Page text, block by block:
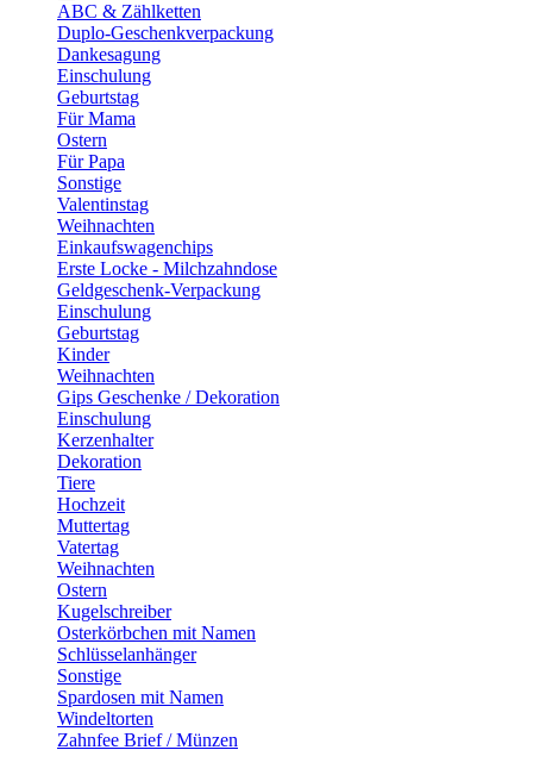
ABC & Zählketten
Duplo-Geschenkverpackung
Dankesagung
Einschulung
Geburtstag
Für Mama
Ostern
Für Papa
Sonstige
Valentinstag
Weihnachten
Einkaufswagenchips
Erste Locke - Milchzahndose
Geldgeschenk-Verpackung
Einschulung
Geburtstag
Kinder
Weihnachten
Gips Geschenke / Dekoration
Einschulung
Kerzenhalter
Dekoration
Tiere
Hochzeit
Muttertag
Vatertag
Weihnachten
Ostern
Kugelschreiber
Osterkörbchen mit Namen
Schlüsselanhänger
Sonstige
Spardosen mit Namen
Windeltorten
Zahnfee Brief / Münzen